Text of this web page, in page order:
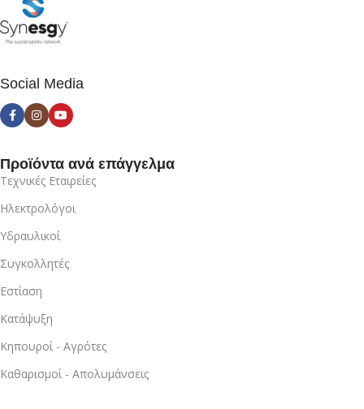
Social Media
Προϊόντα ανά επάγγελμα
Τεχνικές Εταιρείες
Ηλεκτρολόγοι
Υδραυλικοί
Συγκολλητές
Εστίαση
Κατάψυξη
Κηπουροί - Αγρότες
Καθαρισμοί - Απολυμάνσεις